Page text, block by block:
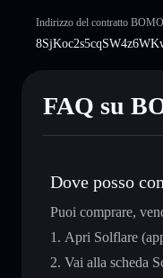
Indirizzo del contratto BOMO
FAQ su
Dove posso
Puoi comprare,
Apri Solflare
Vai alla scheda